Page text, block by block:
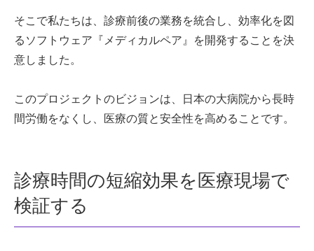
そこで私たちは、診療前後の業務を統合し、効率化を図
るソフトウェア『メディカルペア』を開発することを決
意しました。
このプロジェクトのビジョンは、日本の大病院から長時
間労働をなくし、医療の質と安全性を高めることです。
診療時間の短縮効果を医療現場で
検証する